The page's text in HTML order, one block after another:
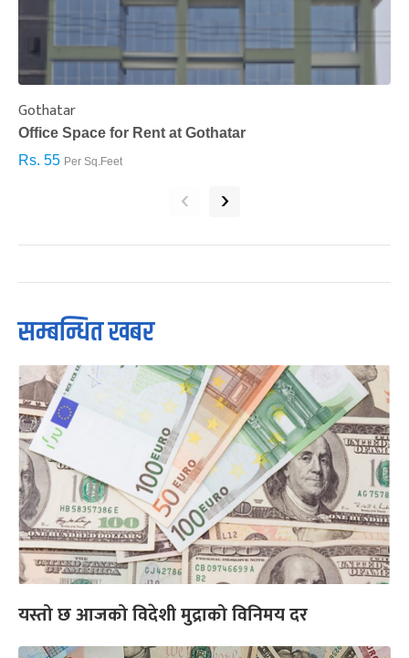
Gothatar
Office Space for Rent at Gothatar
Rs. 55 Per Sq.Feet
‹ ›
सम्बन्धित खबर
यस्तो छ आजको विदेशी मुद्राको विनिमय दर